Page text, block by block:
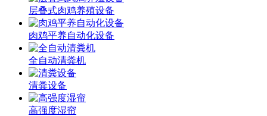
层叠式肉鸡养殖设备
肉鸡平养自动化设备
全自动清粪机
清粪设备
高强度湿帘